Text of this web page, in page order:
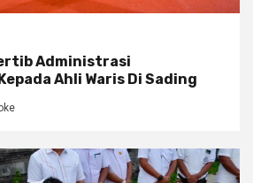
Administrasi
Ahli Waris Di Sading